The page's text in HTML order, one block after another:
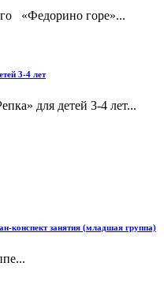
«Федорино горе»...
3-4 лет
для детей 3-4 лет...
конспект занятия (младшая группа)